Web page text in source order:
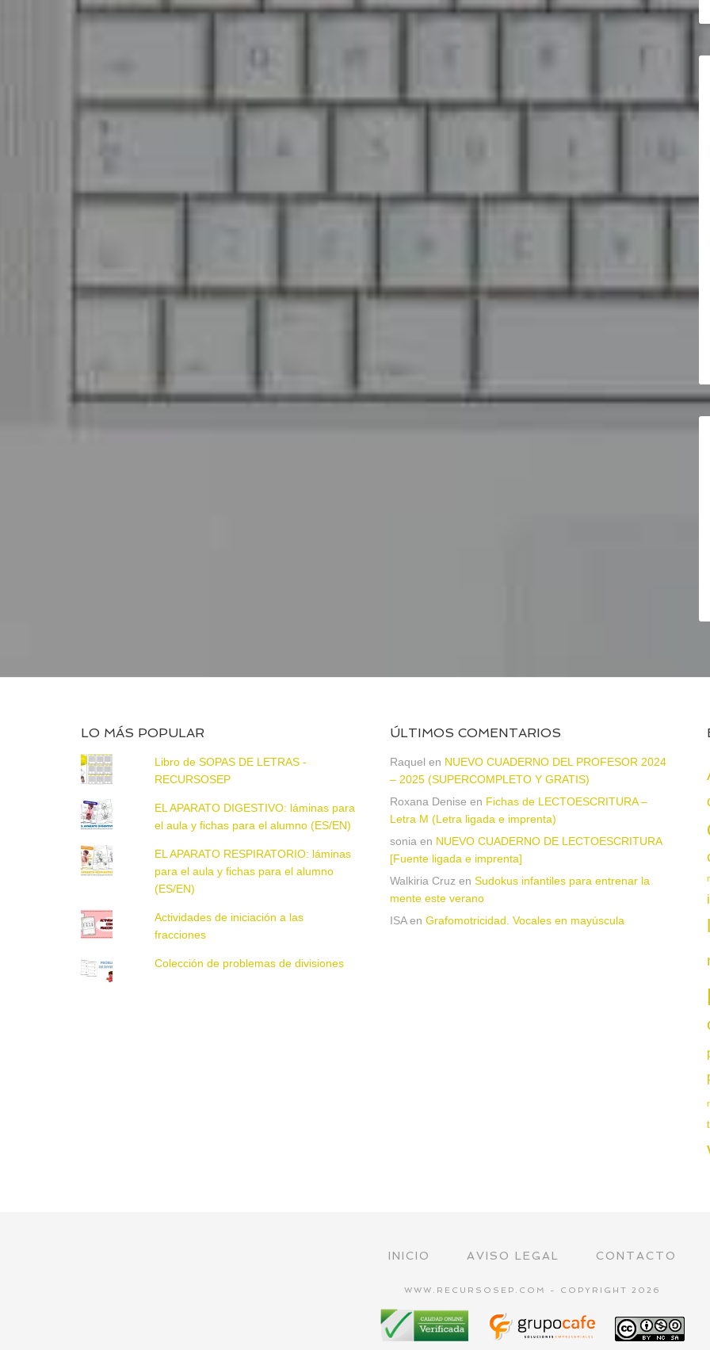
LO MÁS POPULAR
Libro de SOPAS DE LETRAS -
RECURSOSEP
EL APARATO DIGESTIVO: láminas para
el aula y fichas para el alumno (ES/EN)
EL APARATO RESPIRATORIO: láminas
para el aula y fichas para el alumno
(ES/EN)
Actividades de iniciación a las
fracciones
Colección de problemas de divisiones
ÚLTIMOS COMENTARIOS
Raquel en NUEVO CUADERNO DEL PROFESOR 2024
– 2025 (SUPERCOMPLETO Y GRATIS)
Roxana Denise en Fichas de LECTOESCRITURA –
Letra M (Letra ligada e imprenta)
sonia en NUEVO CUADERNO DE LECTOESCRITURA
[Fuente ligada e imprenta]
Walkiria Cruz en Sudokus infantiles para entrenar la
mente este verano
ISAen Grafomotricidad. Vocales en mayúscula
INICIO AVISO LEGAL CONTACTO
WWW.RECURSOSEP.COM - COPYRIGHT 2026